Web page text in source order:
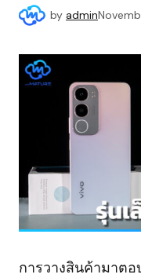
by admin
การวางสินค้ามาต